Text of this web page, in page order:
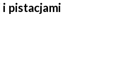
pistacjami